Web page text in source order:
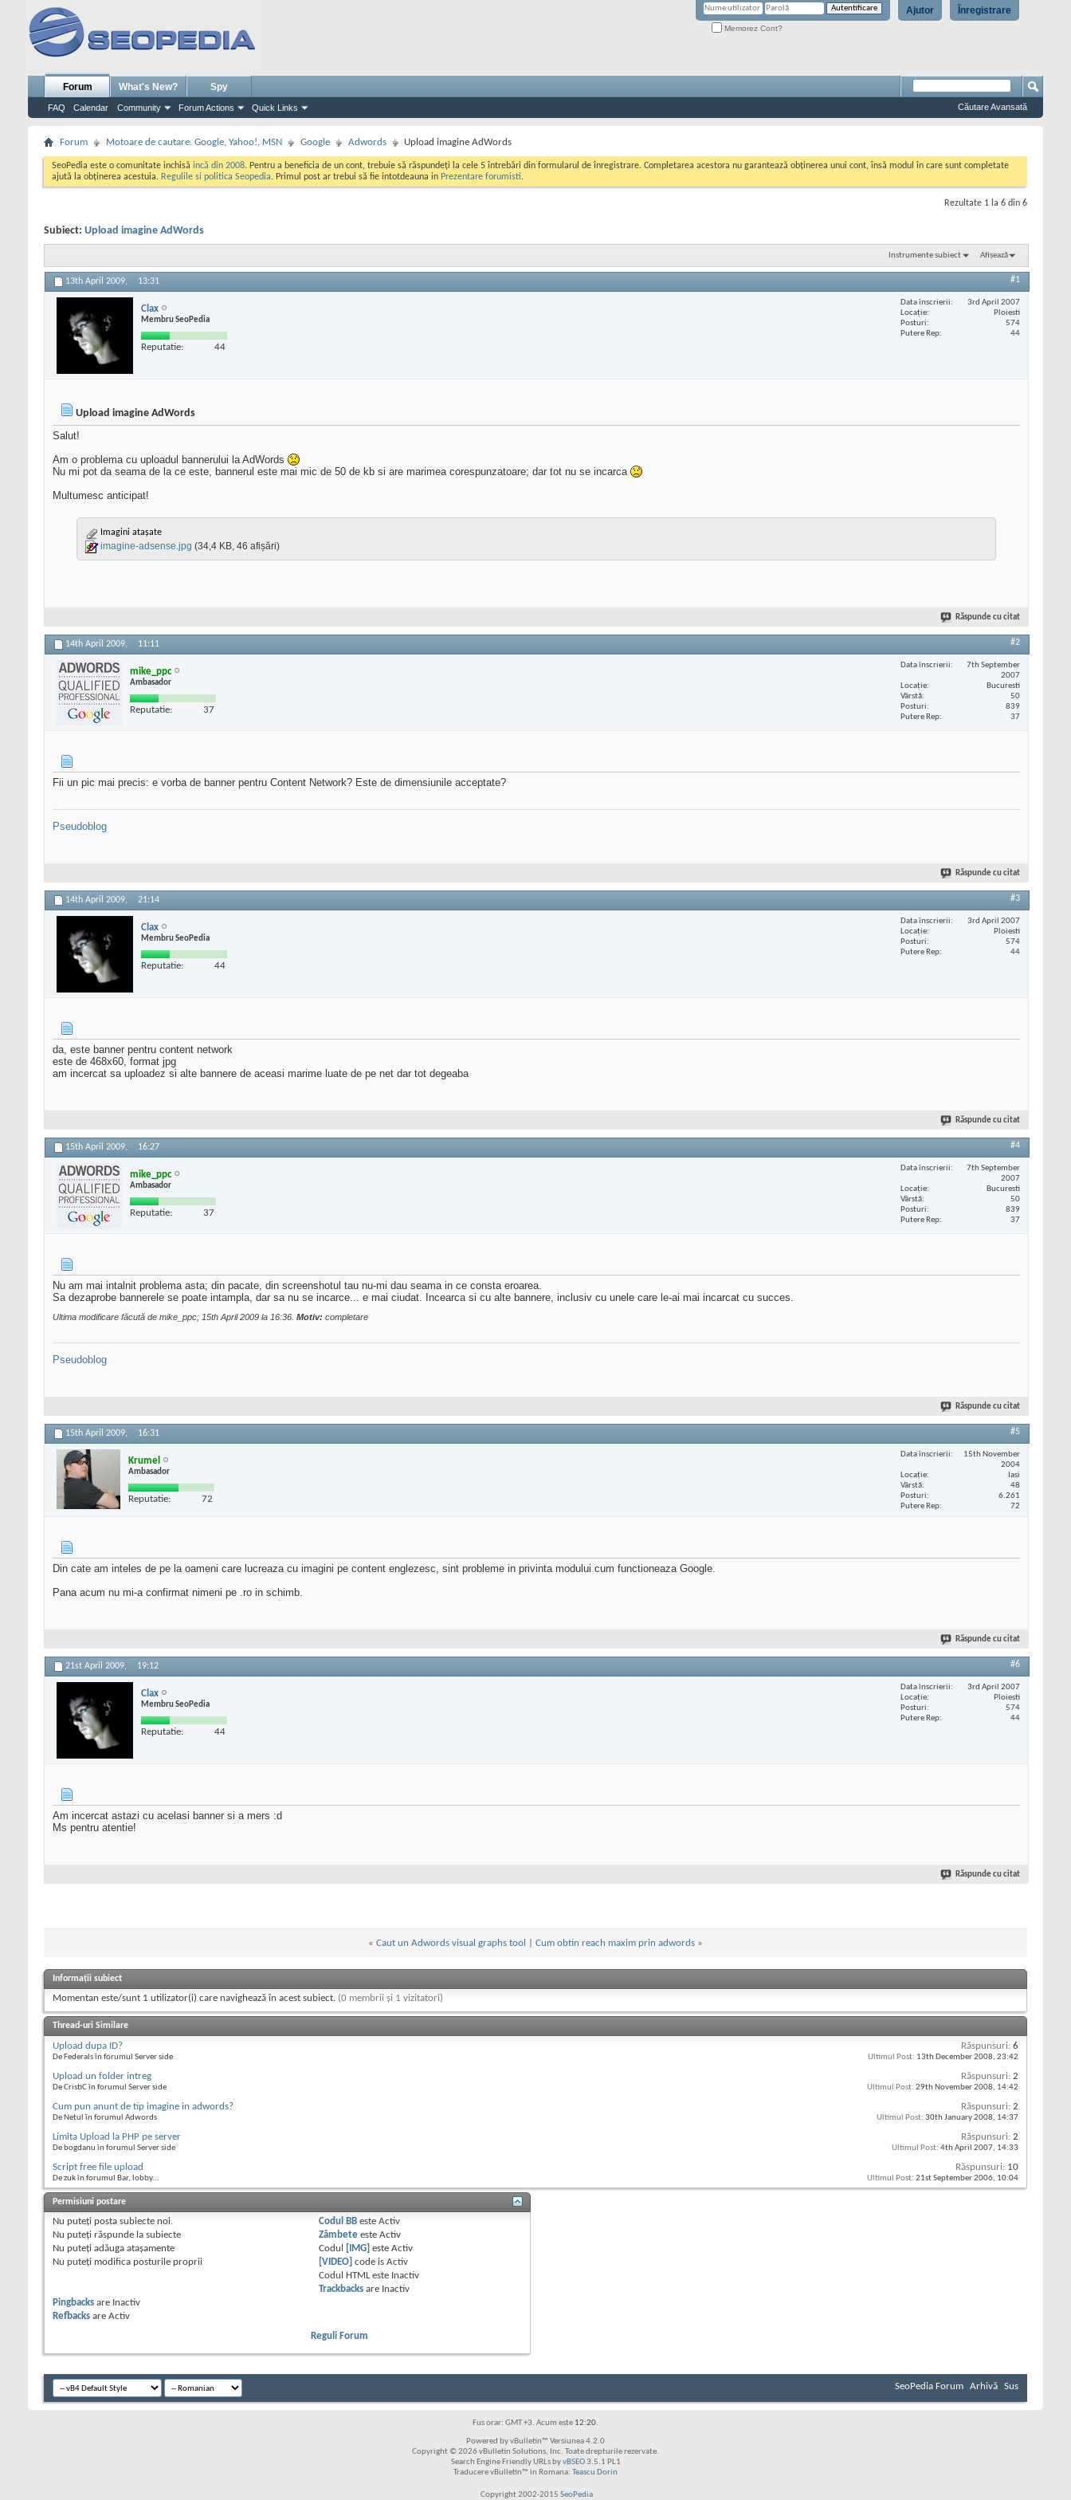
Înregistrare
Ajutor
Memorez Cont?
Forum
FAQ Calendar Community Forum Actions Quick Links
What's New? Spy
Căutare Avansată
Forum Motoare de cautare. Google, Yahoo!, MSN Google Adwords Upload imagine AdWords
SeoPedia este o comunitate inchisă incă din 2008. Pentru a beneficia de un cont, trebuie să răspundeți la cele 5 întrebări din formularul de înregistrare. Completarea acestora nu garantează obținerea unui cont, însă modul în care sunt completate
ajută la obținerea acestuia. Regulile si politica Seopedia. Primul post ar trebui să fie intotdeauna in Prezentare forumisti.
Rezultate 1 la 6 din 6
Subiect: Upload imagine AdWords
Instrumente subiect Afișează
13th April 2009, 13:31 #1
Clax
Membru SeoPedia
Reputatie: 44
Data înscrierii
3rd April 2007
Locaţie
Ploiesti
Posturi
574
Putere Rep
44
Upload imagine AdWords
Salut!
Am o problema cu uploadul bannerului la AdWords
Nu mi pot da seama de la ce este, bannerul este mai mic de 50 de kb si are marimea corespunzatoare; dar tot nu se incarca
Multumesc anticipat!
Imagini atașate
imagine-adsense.jpg (34,4 KB, 46 afișări)
Răspunde cu citat
14th April 2009, 11:11 #2
mike_ppc
Ambasador
Reputatie: 37
Data înscrierii
7th September
2007
Locaţie
Bucuresti
Vârstă
50
Posturi
839
Putere Rep
37
Fii un pic mai precis: e vorba de banner pentru Content Network? Este de dimensiunile acceptate?
Pseudoblog
Răspunde cu citat
14th April 2009, 21:14 #3
Clax
Membru SeoPedia
Reputatie: 44
Data înscrierii
3rd April 2007
Locaţie
Ploiesti
Posturi
574
Putere Rep
44
da, este banner pentru content network
este de 468x60, format jpg
am incercat sa uploadez si alte bannere de aceasi marime luate de pe net dar tot degeaba
Răspunde cu citat
15th April 2009, 16:27 #4
mike_ppc
Ambasador
Reputatie: 37
Data înscrierii
7th September
2007
Locaţie
Bucuresti
Vârstă
50
Posturi
839
Putere Rep
37
Nu am mai intalnit problema asta; din pacate, din screenshotul tau nu-mi dau seama in ce consta eroarea.
Sa dezaprobe bannerele se poate intampla, dar sa nu se incarce... e mai ciudat. Incearca si cu alte bannere, inclusiv cu unele care le-ai mai incarcat cu succes.
Ultima modificare făcută de mike_ppc; 15th April 2009 la 16:36 Motiv: completare
Pseudoblog
Răspunde cu citat
15th April 2009, 16:31 #5
Krumel
Ambasador
Reputatie: 72
Data înscrierii
15th November
2004
Locaţie
Iasi
Vârstă
48
Posturi
6.261
Putere Rep
72
Din cate am inteles de pe la oameni care lucreaza cu imagini pe content englezesc, sint probleme in privinta modului cum functioneaza Google.
Pana acum nu mi-a confirmat nimeni pe .ro in schimb.
Răspunde cu citat
21st April 2009, 19:12 #6
Clax
Membru SeoPedia
Reputatie: 44
Data înscrierii
3rd April 2007
Locaţie
Ploiesti
Posturi
574
Putere Rep
44
Am incercat astazi cu acelasi banner si a mers :d
Ms pentru atentie!
Răspunde cu citat
« Caut un Adwords visual graphs tool Cum obtin reach maxim prin adwords »
Informații subiect
Momentan este/sunt 1 utilizator(i) care navighează în acest subiect. (0 membrii și 1 vizitatori)
Thread-uri Similare
Upload dupa ID?
De Federals în forumul Server side
Răspunsuri: 6
Ultimul Post: 13th December 2008, 23:42
Upload un folder intreg
De CristiC în forumul Server side
Răspunsuri: 2
Ultimul Post: 29th November 2008, 14:42
Cum pun anunt de tip imagine in adwords?
De Netul în forumul Adwords
Răspunsuri: 2
Ultimul Post: 30th January 2008, 14:37
Limita Upload la PHP pe server
De bogdanu în forumul Server side
Răspunsuri: 2
Ultimul Post: 4th April 2007, 14:33
Script free file upload
De zuk în forumul Bar, lobby...
Răspunsuri: 10
Ultimul Post: 21st September 2006, 10:04
Permisiuni postare
Nu puteţi posta subiecte noi.
Nu puteţi răspunde la subiecte
Nu puteţi adăuga ataşamente
Nu puteţi modifica posturile proprii
Codul BB esteActiv
Zâmbete esteActiv
Codul
[IMG] esteActiv
[VIDEO] code isActiv
Codul HTML este Inactiv
Trackbacks are Inactiv
Pingbacks are Inactiv
Refbacks are Activ
Reguli Forum
SeoPedia Forum Arhivă Sus
Fus orar: GMT +3. Acum este 12:20.
Powered by vBulletin™ Versiunea 4.2.0
Copyright © 2026 vBulletin Solutions, Inc. Toate drepturile rezervate.
Search Engine Friendly URLs byvBSEO3.5.1 PL1
Traducere vBulletin™ in Romana: Teascu Dorin
Copyright 2002-2015 SeoPedia